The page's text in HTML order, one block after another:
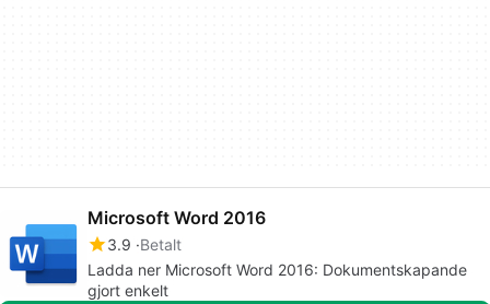
Microsoft Word 2016
3.9 Betalt
Ladda ner Microsoft Word 2016: Dokumentskapande
gjort enkelt